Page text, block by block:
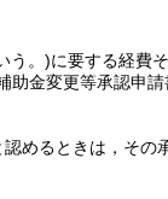
う。)に要する経費
助金変更等承認申請
めるときは，そ